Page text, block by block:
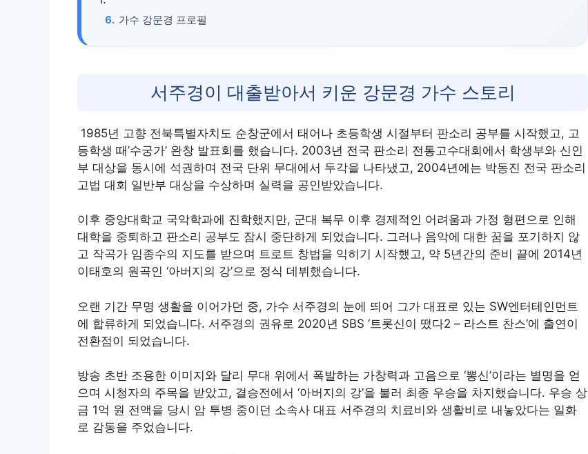
가수 강문경 프로필
서주경이 대출받아서 키운 강문경 가수 스토리
1985년 고향 전북특별자치도 순창군에서 태어나 초등학생 시절부터 판소리 공부를 시작했고, 고
등학생 때’수궁가’ 완창 발표회를 했습니다. 2003년 전국 판소리 전통고수대회에서 학생부와 신인
부 대상을 동시에 석권하며 전국 단위 무대에서 두각을 나타냈고, 2004년에는 박동진 전국 판소리
고법 대회 일반부 대상을 수상하며 실력을 공인받았습니다.
이후 중앙대학교 국악학과에 진학했지만, 군대 복무 이후 경제적인 어려움과 가정 형편으로 인해
대학을 중퇴하고 판소리 공부도 잠시 중단하게 되었습니다. 그러나 음악에 대한 꿈을 포기하지 않
고 작곡가 임종수의 지도를 받으며 트로트 창법을 익히기 시작했고, 약 5년간의 준비 끝에 2014년
이태호의 원곡인 ‘아버지의 강’으로 정식 데뷔했습니다.
오랜 기간 무명 생활을 이어가던 중, 가수 서주경의 눈에 띄어 그가 대표로 있는 SW엔터테인먼트
에 합류하게 되었습니다. 서주경의 권유로 2020년 SBS ‘트롯신이 떴다2 – 라스트 찬스’에 출연이
전환점이 되었습니다.
방송 초반 조용한 이미지와 달리 무대 위에서 폭발하는 가창력과 고음으로 ‘뽕신’이라는 별명을 얻
으며 시청자의 주목을 받았고, 결승전에서 ‘아버지의 강’을 불러 최종 우승을 차지했습니다. 우승 상
금 1억 원 전액을 당시 암 투병 중이던 소속사 대표 서주경의 치료비와 생활비로 내놓았다는 일화
로 감동을 주었습니다.